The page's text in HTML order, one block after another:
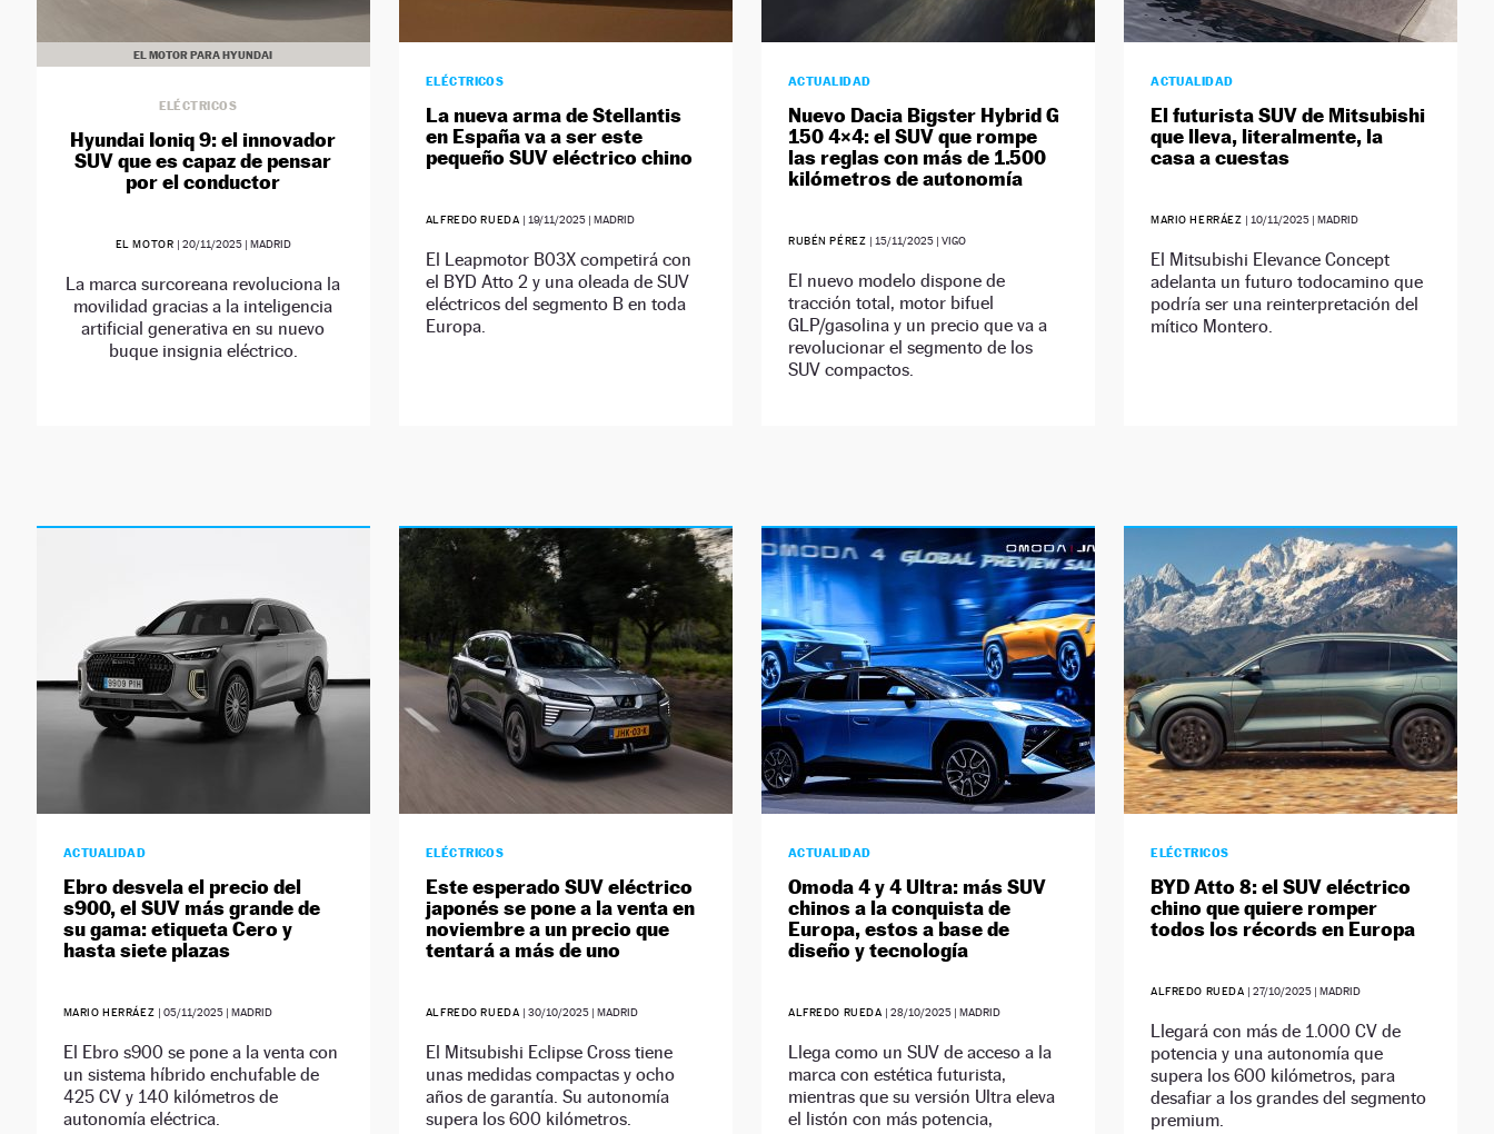
EL MOTOR PARA HYUNDAI
ELÉCTRICOS
Hyundai Ioniq 9: el innovador
SUV que es capaz de pensar
por el conductor
EL MOTOR | 20/11/2025| MADRID
La marca surcoreana revoluciona la
movilidad gracias a la inteligencia
artificial generativa en su nuevo
buque insignia eléctrico.
ELÉCTRICOS
La nueva arma de Stellantis
en España va a ser este
pequeño SUV eléctrico chino
ALFREDO RUEDA | 19/11/2025| MADRID
El Leapmotor B03X competirá con
el BYD Atto 2 y una oleada de SUV
eléctricos del segmento B en toda
Europa.
ACTUALIDAD
Nuevo Dacia Bigster Hybrid G
150 4×4: el SUV que rompe
las reglas con más de 1.500
kilómetros de autonomía
RUBÉN PÉREZ | 15/11/2025| VIGO
El nuevo modelo dispone de
tracción total, motor bifuel
GLP/gasolina y un precio que va a
revolucionar el segmento de los
SUV compactos.
ACTUALIDAD
El futurista SUV de Mitsubishi
que lleva, literalmente, la
casa a cuestas
MARIO HERRÁEZ | 10/11/2025 | MADRID
El Mitsubishi Elevance Concept
adelanta un futuro todocamino que
podría ser una reinterpretación del
mítico Montero.
ACTUALIDAD
Ebro desvela el precio del
s900, el SUV más grande de
su gama: etiqueta Cero y
hasta siete plazas
MARIO HERRÁEZ | 05/11/2025| MADRID
El Ebro s900 se pone a la venta con
un sistema híbrido enchufable de
425 CV y 140 kilómetros de
autonomía eléctrica.
ELÉCTRICOS
Este esperado SUV eléctrico
japonés se pone a la venta en
noviembre a un precio que
tentará a más de uno
ALFREDO RUEDA | 30/10/2025| MADRID
El Mitsubishi Eclipse Cross tiene
unas medidas compactas y ocho
años de garantía. Su autonomía
supera los 600 kilómetros.
ACTUALIDAD
Omoda 4 y 4 Ultra: más SUV
chinos a la conquista de
Europa, estos a base de
diseño y tecnología
ALFREDO RUEDA | 28/10/2025| MADRID
Llega como un SUV de acceso a la
marca con estética futurista,
mientras que su versión Ultra eleva
el listón con más potencia,
ELÉCTRICOS
BYD Atto 8: el SUV eléctrico
chino que quiere romper
todos los récords en Europa
ALFREDO RUEDA |27/10/2025 | MADRID
Llegará con más de 1.000 CV de
potencia y una autonomía que
supera los 600 kilómetros, para
desafiar a los grandes del segmento
premium.